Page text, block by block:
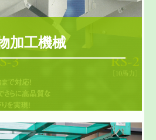
加工機械